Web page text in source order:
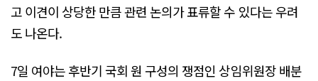
고 이견이 상당한 만큼 관련 논의가 표류할 수 있다는 우려
도 나온다.
7일 여야는 후반기 국회 원 구성의 쟁점인 상임위원장 배분